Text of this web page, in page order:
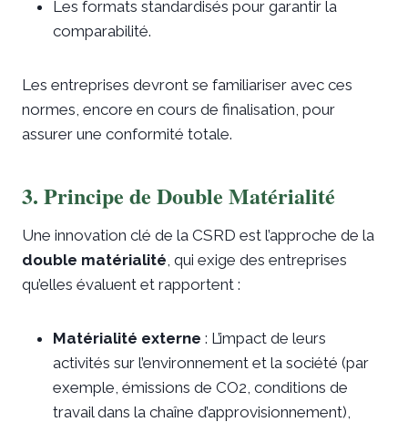
Les formats standardisés pour garantir la
comparabilité.
Les entreprises devront se familiariser avec ces
normes, encore en cours de finalisation, pour
assurer une conformité totale.
3. Principe de Double Matérialité
Une innovation clé de la CSRD est l’approche de la
double matérialité, qui exige des entreprises
qu’elles évaluent et rapportent :
Matérialité externe : L’impact de leurs
activités sur l’environnement et la société (par
exemple, émissions de CO2, conditions de
travail dans la chaîne d’approvisionnement),